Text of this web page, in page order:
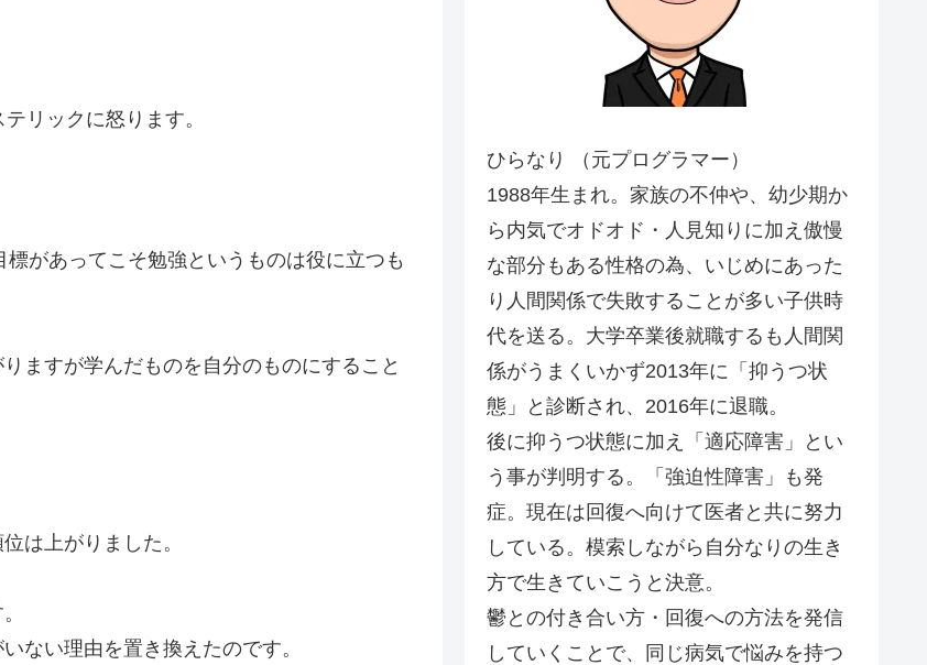
リックに怒ります。
があってこそ勉強というものは役に立つも
ますが学んだものを自分のものにすること
は上がりました。
ない理由を置き換えたのです。
ひらなり （元プログラマー）
1988年生まれ。家族の不仲や、幼少期か
ら内気でオドオド・人見知りに加え傲慢
な部分もある性格の為、いじめにあった
り人間関係で失敗することが多い子供時
代を送る。大学卒業後就職するも人間関
係がうまくいかず2013年に「抑うつ状
態」と診断され、2016年に退職。
後に抑うつ状態に加え「適応障害」とい
う事が判明する。「強迫性障害」も発
症。現在は回復へ向けて医者と共に努力
している。模索しながら自分なりの生き
方で生きていこうと決意。
鬱との付き合い方・回復への方法を発信
していくことで、同じ病気で悩みを持つ